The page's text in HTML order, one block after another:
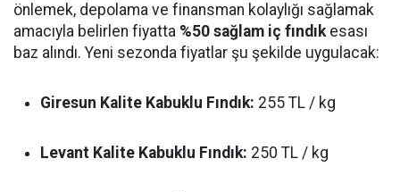
önlemek, depolama ve finansman kolaylığı sağlamak
amacıyla belirlen fiyatta %50 sağlam iç fındık esası
baz alındı. Yeni sezonda fiyatlar şu şekilde uygulacak:
Giresun Kalite Kabuklu Fındık: 255 TL / kg
Levant Kalite Kabuklu Fındık: 250 TL / kg